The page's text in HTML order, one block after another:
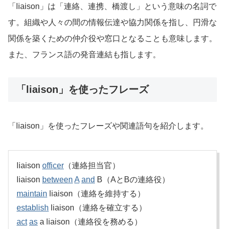
「liaison」は「連絡、連携、橋渡し」という意味の名詞で
す。組織や人々の間の情報伝達や協力関係を指し、円滑な
関係を築くための仲介役や窓口となることも意味します。
また、フランス語の発音連結も指します。
「liaison」を使ったフレーズ
「liaison」を使ったフレーズや関連語句を紹介します。
liaison officer （連絡担当官）
liaison between A and B（AとBの連絡役）
maintain liaison（連絡を維持する）
establish liaison（連絡を確立する）
act as a liaison（連絡役を務める）